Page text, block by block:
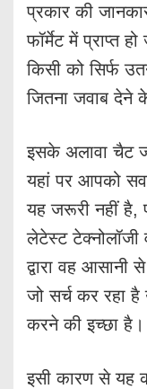
प्रकार की
फॉर्मेट में प्राप्त
किसी को सिर्फ
जितना जवाब देने
इसके अलावा चैट
यहां पर आपको
यह जरूरी नहीं है,
लेटेस्ट टेक्नोलॉजी
द्वारा वह
जो सर्च कर रहा
करने की इच्छा है।
इसी कारण से यह